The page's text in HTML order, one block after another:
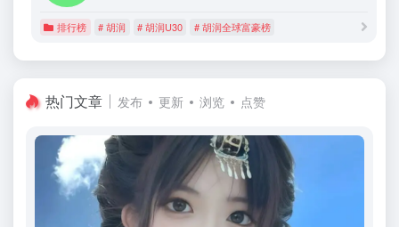
排行榜 # 胡润 # 胡润U30 # 胡润全球富豪榜
热门文章 发布 更新 浏览 点赞